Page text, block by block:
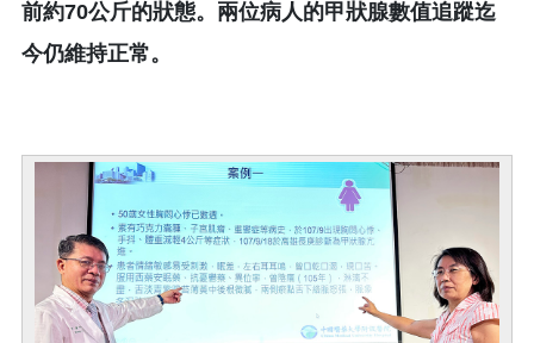
前約70公斤的狀態。兩位病人的甲狀腺數值追蹤迄
今仍維持正常。